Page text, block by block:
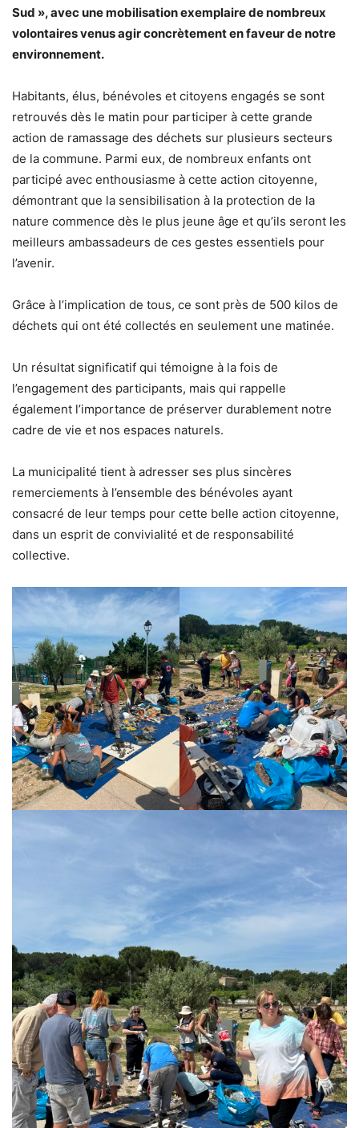
Sud », avec une mobilisation exemplaire de nombreux
volontaires venus agir concrètement en faveur de notre
environnement.
Habitants, élus, bénévoles et citoyens engagés se sont
retrouvés dès le matin pour participer à cette grande
action de ramassage des déchets sur plusieurs secteurs
de la commune. Parmi eux, de nombreux enfants ont
participé avec enthousiasme à cette action citoyenne,
démontrant que la sensibilisation à la protection de la
nature commence dès le plus jeune âge et qu’ils seront les
meilleurs ambassadeurs de ces gestes essentiels pour
l’avenir.
Grâce à l’implication de tous, ce sont près de 500 kilos de
déchets qui ont été collectés en seulement une matinée.
Un résultat significatif qui témoigne à la fois de
l’engagement des participants, mais qui rappelle
également l’importance de préserver durablement notre
cadre de vie et nos espaces naturels.
La municipalité tient à adresser ses plus sincères
remerciements à l’ensemble des bénévoles ayant
consacré de leur temps pour cette belle action citoyenne,
dans un esprit de convivialité et de responsabilité
collective.